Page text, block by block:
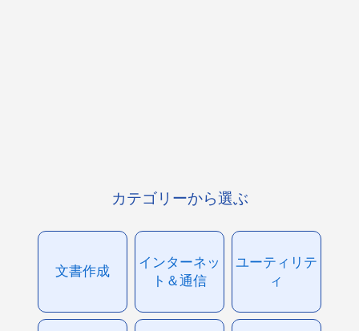
カテゴリーから選ぶ
文書作成
インターネッ
ト＆通信
ユーティリテ
ィ